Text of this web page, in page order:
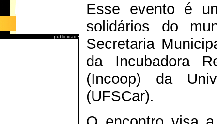
publicidade
Esse evento é
solidários do
Secretaria
da Incubadora
(Incoop) da
(UFSCar).